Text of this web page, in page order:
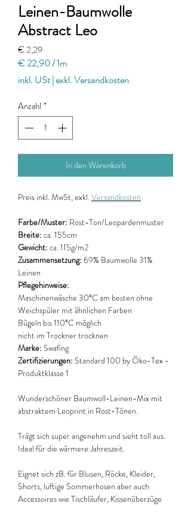
Leinen-Baumwolle
Abstract Leo
€ 2,29Preis
€ 22,90/1m
€ 22,90
pro
1
Meter
inkl. USt|exkl. Versandkosten
Anzahl *
In den Warenkorb
Preis inkl. MwSt, exkl. Versandkosten
Farbe/Muster: Rost-Ton/Leopardenmuster
Breite: ca. 155cm
Gewicht: ca. 115g/m2
Zusammensetzung: 69% Baumwolle 31%
Leinen
Pflegehinweise:
Maschinenwäsche 30°C am besten ohne
Weichspüler mit ähnlichen Farben
Bügeln bis 110°C möglich
nicht im Trockner trocknen
Marke: Swafing
Zertifizierungen: Standard 100 by Öko-Tex -
Produktklasse 1
Wunderschöner Baumwoll-Leinen-Mix mit
abstraktem Leoprint in Rost-Tönen.
Trägt sich super angenehm und sieht toll aus.
Ideal für die wärmere Jahreszeit.
Eignet sich zB. für Blusen, Röcke, Kleider,
Shorts, luftige Sommerhosen aber auch
Accessoires wie Tischläufer, Kissenüberzüge